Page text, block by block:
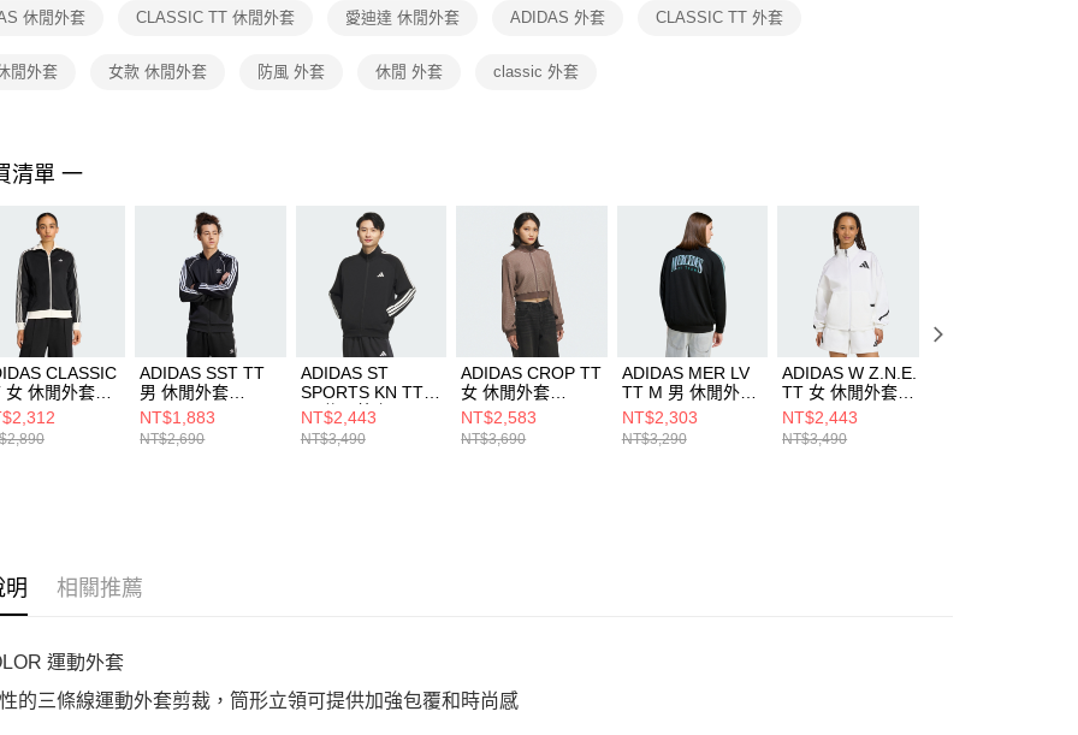
交易，需依本服務之必要範圍內提供個人資料，並將交易相關給付款項請
２．關於個人資料處理事宜，請瀏覽以下網址：
結果請求用戶進行身份認證。
５．嚴禁一人註冊多個帳號或使用他人資訊註冊。若發現惡意使用之情
形，恩沛科技股份有限公司將有權停止該用戶之使用額度並採取法律行
休閒外套 CLASSIC TT 休閒外套 愛迪達 休閒外套 ADIDAS 外套 CLASSIC TT 外套
閒外套 女款 休閒外套 防風 外套 休閒 外套 classic 外套
清單 一
CLASSIC
女 休閒外套
ADIDAS SST TT
男 休閒外套
IM4545
NT$1,883
NT$2,690
ADIDAS ST
SPORTS KN TT
男 休閒外套
KC2884
NT$2,443
NT$3,490
ADIDAS CROP TT
女 休閒外套
KC2645
NT$2,583
NT$3,690
ADIDAS MER LV
TT M 男 休閒外套
KG4745
NT$2,303
NT$3,290
ADIDAS W Z.N.E.
TT 女 休閒外套
JL7331
NT$2,443
NT$3,490
明 相關推薦
運動外套
的三條線運動外套剪裁，筒形立領可提供加強包覆和時尚感